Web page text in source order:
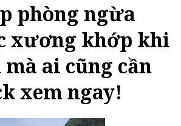
phòng ngừa
xương khớp khi
ai cũng cần
xem ngay!